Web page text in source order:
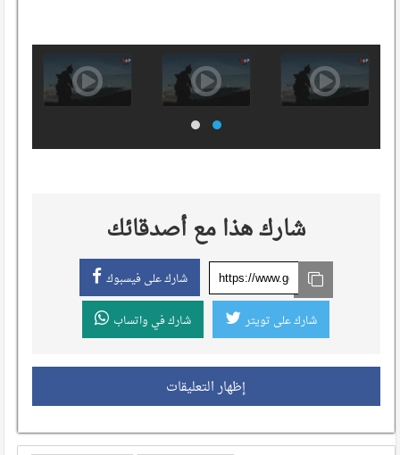
شارك هذا مع أصدقائك
شارك على فيسبوك
شارك على تويتر شارك في واتساب
إظهار التعليقات